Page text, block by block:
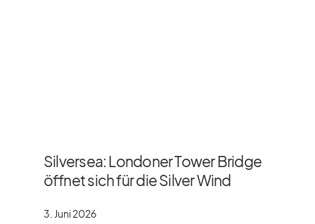
Silversea: Londoner Tower Bridge
öffnet sich für die Silver Wind
3. Juni 2026